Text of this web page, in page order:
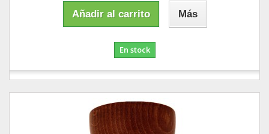
Añadir al carrito Más
En stock